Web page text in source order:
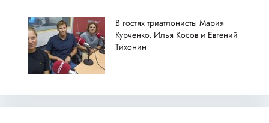
В гостях триатлонисты Мария
Курченко, Илья Косов и Евгений
Тихонин